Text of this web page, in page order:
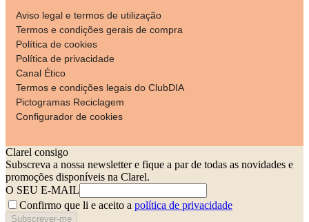
Aviso legal e termos de utilização
Termos e condições gerais de compra
Política de cookies
Política de privacidade
Canal Ético
Termos e condições legais do ClubDIA
Pictogramas Reciclagem
Configurador de cookies
Clarel consigo
Subscreva a nossa newsletter e fique a par de todas as novidades e
promoções disponíveis na Clarel.
O SEU E-MAIL
Confirmo que li e aceito a política de privacidade
Subscrever-me